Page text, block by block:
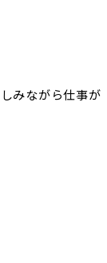
みながら仕事が